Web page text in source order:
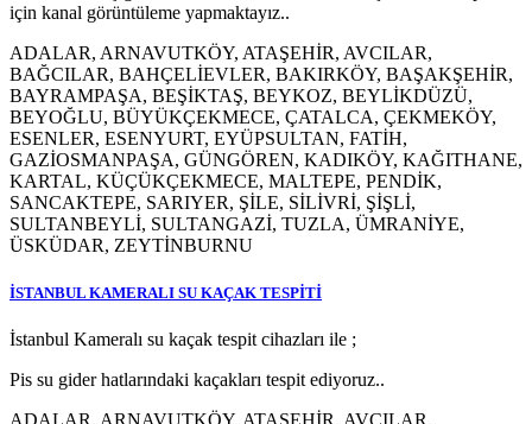
için kanal görüntüleme yapmaktayız..
ADALAR, ARNAVUTKÖY, ATAŞEHİR, AVCILAR,
BAĞCILAR, BAHÇELİEVLER, BAKIRKÖY, BAŞAKŞEHİR,
BAYRAMPAŞA, BEŞİKTAŞ, BEYKOZ, BEYLİKDÜZÜ,
BEYOĞLU, BÜYÜKÇEKMECE, ÇATALCA, ÇEKMEKÖY,
ESENLER, ESENYURT, EYÜPSULTAN, FATİH,
GAZİOSMANPAŞA, GÜNGÖREN, KADIKÖY, KAĞITHANE,
KARTAL, KÜÇÜKÇEKMECE, MALTEPE, PENDİK,
SANCAKTEPE, SARIYER, ŞİLE, SİLİVRİ, ŞİŞLİ,
SULTANBEYLİ, SULTANGAZİ, TUZLA, ÜMRANİYE,
ÜSKÜDAR, ZEYTİNBURNU
İSTANBUL KAMERALI SU KAÇAK TESPİTİ
İstanbul Kameralı su kaçak tespit cihazları ile ;
Pis su gider hatlarındaki kaçakları tespit ediyoruz..
ADALAR, ARNAVUTKÖY, ATAŞEHİR, AVCILAR,